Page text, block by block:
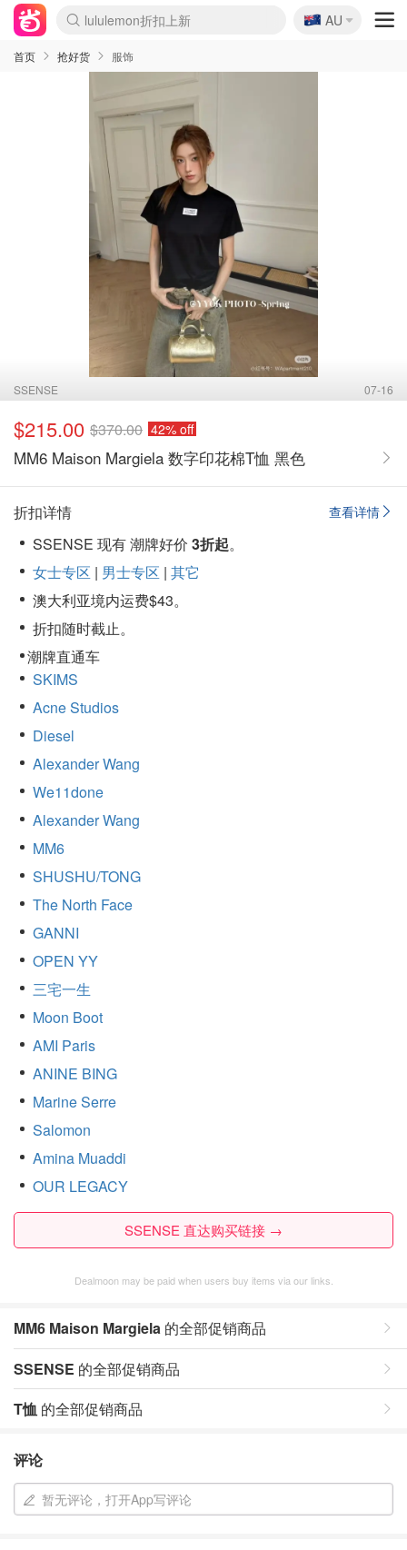
lululemon折扣上新
Sasa美妆护肤3.5折
SSENSE年中2.5折
FreshBeauty好价汇总
Cettire降价+叠9折
WWS Coles超市实拍
viagogo二手票捡漏
Myer超级周末
The Outnet奢牌1折起
David Jones 3折起
Flannels大牌1折
Perfumes Club护肤1折
AMIRO面罩$251
Amazon折扣汇总
eToro入金$200送$50
Amazon数码好物
ICONIC本周7.5折
ThedoubleF高奢地板价
Moose Knuckles 6折
丝芙兰5折起
EUFY摄像头$98
Selenichast首饰2折
Trip机票酒店促销
YSL送5件彩妆礼
Amazon家居好物
Amazon美妆护肤
雅漾大喷$8
过敏原检测盒$33
伊索独家赠50ml沐浴露
科颜氏高保湿面霜$29
SEALIFE海洋馆门票6折
丝塔芙大白罐$16
订阅Newsletter送香薰
Cult Beauty 6.8折
Harrods圣诞日历$525
LN-CC奢牌私促3折
d'Alba空姐喷雾$16
EVE LOM套装£56
Bernardelli独家4折
Adore Beauty 6折起
CT圣诞日历
Mytheresa奢品2.7折
Luxury Escapes 9折
Currentbody美容仪$881
MOON Garden Live
Roborock扫地机$649
Tingo Life水杯$24
Valentino官网5折
CR洗护套装$23
修丽可4件套$159
Myer彩妆2件7折
GANNI官网4.5折
Stylevana韩妆4折
Tessabit高奢8.5折
OGX洗发水$11
Amazon阿德莱德次日达
卡诗8.5折+赠礼
Philips Hue灯具8折
🇦🇺
AU
首页 抢好货 服饰
SSENSE 07-16
$215.00 $370.00 42% off
MM6 Maison Margiela 数字印花棉T恤 黑色
查看详情
折扣详情
SSENSE 现有 潮牌好价 3折起。
女士专区 | 男士专区 | 其它
澳大利亚境内运费$43。
折扣随时截止。
潮牌直通车
SKIMS
Acne Studios
Diesel
Alexander Wang
We11done
Alexander Wang
MM6
SHUSHU/TONG
The North Face
GANNI
OPEN YY
三宅一生
Moon Boot
AMI Paris
ANINE BING
Marine Serre
Salomon
Amina Muaddi
OUR LEGACY
SSENSE 直达购买链接 →
Dealmoon may be paid when users buy items via our links.
MM6 Maison Margiela 的全部促销商品
SSENSE 的全部促销商品
T恤 的全部促销商品
评论
暂无评论，打开App写评论